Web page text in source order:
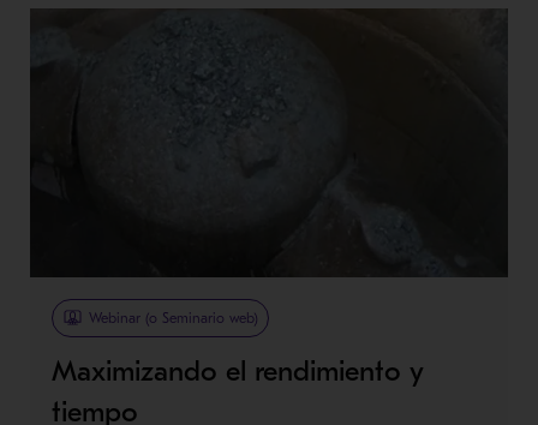
Webinar (o Seminario web)
Maximizando el rendimiento y
tiempo